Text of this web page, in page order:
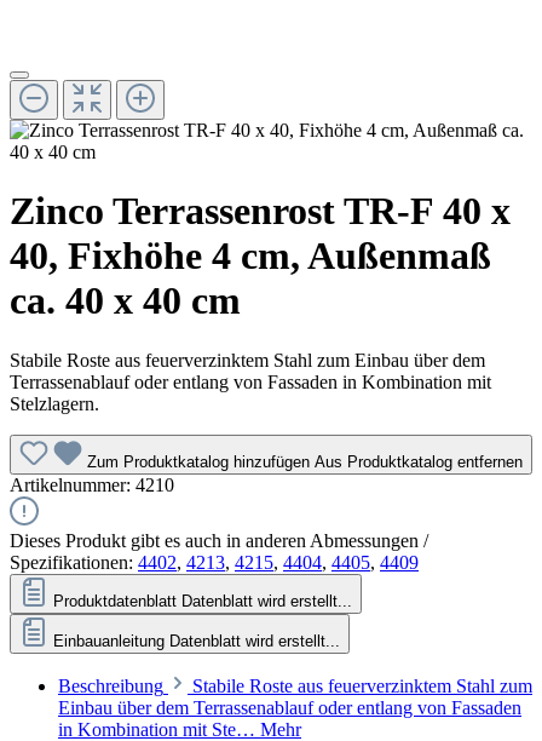
Zinco Terrassenrost TR-F 40 x
40, Fixhöhe 4 cm, Außenmaß
ca. 40 x 40 cm
Stabile Roste aus feuerverzinktem Stahl zum Einbau über dem
Terrassenablauf oder entlang von Fassaden in Kombination mit
Stelzlagern.
Zum Produktkatalog hinzufügen Aus Produktkatalog entfernen
Artikelnummer: 4210
Dieses Produkt gibt es auch in anderen Abmessungen /
Spezifikationen: 4402, 4213, 4215, 4404, 4405, 4409
Produktdatenblatt Datenblatt wird erstellt...
Einbauanleitung Datenblatt wird erstellt...
Beschreibung
Stabile Roste aus feuerverzinktem Stahl zum
Einbau über dem Terrassenablauf oder entlang von Fassaden
in Kombination mit Ste… Mehr